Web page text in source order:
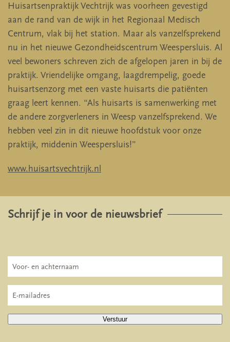
Huisartsenpraktijk Vechtrijk was voorheen gevestigd
aan de rand van de wijk in het Regionaal Medisch
Centrum, vlak bij het station. Maar als vanzelfsprekend
nu in het nieuwe Gezondheidscentrum Weespersluis. Al
veel bewoners schreven zich de afgelopen jaren in bij de
praktijk. Vriendelijke omgang, laagdrempelig, goede
huisartsenzorg met een vaste huisarts die patiënten
graag leert kennen. “Als huisarts is samenwerking met
de andere zorgverleners in Weesp vanzelfsprekend. We
hebben veel zin in dit nieuwe hoofdstuk voor onze
praktijk, middenin Weespersluis!”
www.huisartsvechtrijk.nl
Schrijf je in voor de nieuwsbrief
Verstuur